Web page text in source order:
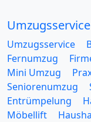
Umzugsservice
Umzugsservice
Fernumzug
Mini Umzug
Seniorenumzug
Entrümpelung
Möbellift